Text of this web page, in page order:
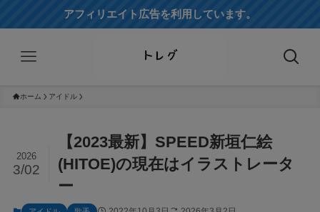
アフィリエイト広告を利用しています。
ホーム アイドル
【2023最新】SPEED新垣仁絵
(HITOE)の現在はイラストレータ
ー
2026
3/02